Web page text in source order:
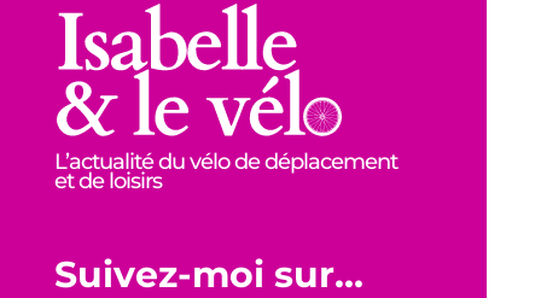
L’actualité du vélo de déplacement
et de loisirs
Suivez-moi sur…